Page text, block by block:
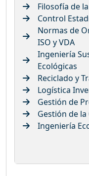
Filosofía de
Control
Normas de
ISO y VDA
Ingeniería
Ecológicas
Reciclado y
Logística
Gestión de
Gestión de la
Ingeniería